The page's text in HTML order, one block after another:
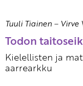
Tuuli Tiainen – Virve
Todon
Kielellisten ja
aarrearkku